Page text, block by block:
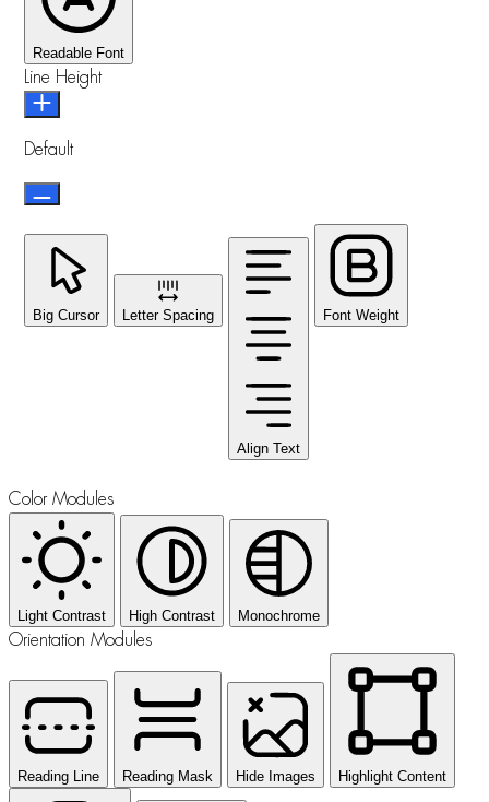
Readable Font
Line Height
Default
Big Cursor Letter Spacing
Align Text
Font Weight
Color Modules
Light Contrast High Contrast Monochrome
Orientation Modules
Reading Line Reading Mask Hide Images Highlight Content